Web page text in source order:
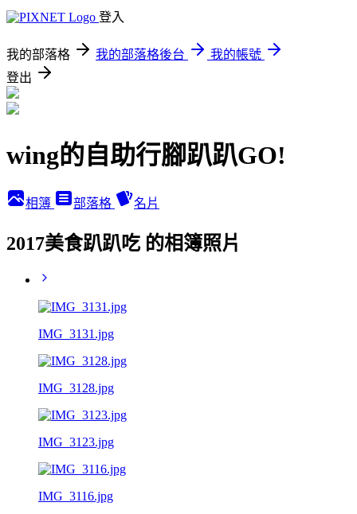
登入
我的部落格 我的部落格後台
我的帳號
登出
wing的自助行腳趴趴GO!
相簿 部落格 名片
2017美食趴趴吃 的相簿照片
IMG_3131.jpg
IMG_3128.jpg
IMG_3123.jpg
IMG_3116.jpg